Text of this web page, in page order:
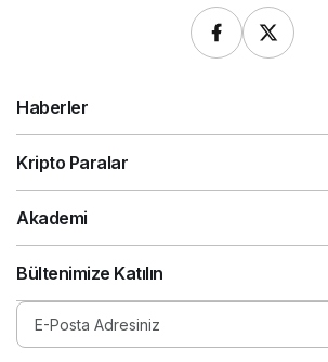
Haberler
Kripto Paralar
Akademi
Bültenimize Katılın